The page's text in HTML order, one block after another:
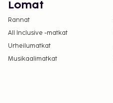
Lomat
Rannat
All Inclusive -matkat
Urheilumatkat
Musikaalimatkat